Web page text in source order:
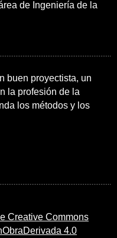
de Ingeniería de la
buen proyectista, un
la profesión de la
los métodos y los
Creative Commons
4.0